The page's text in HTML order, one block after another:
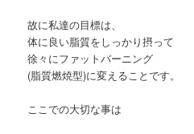
故に私達の目標は、
体に良い脂質をしっかり摂って
徐々にファットバーニング
(脂質燃焼型)に変えることです。
ここでの大切な事は